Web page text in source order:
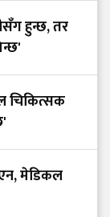
हुन्छ, तर
चिकित्सक
मेडिकल